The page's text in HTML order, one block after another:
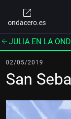
ondacero.es
JULIA EN LA
02/05/2019
San